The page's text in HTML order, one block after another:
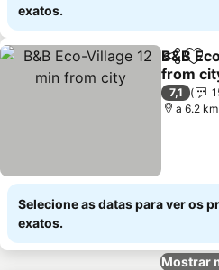
exatos.
Partilhar
B&B
from
7,1
a 6.2
Selecione as datas para ver os
exatos.
Mostrar